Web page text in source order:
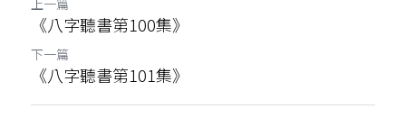
上一篇
《八字聽書第100集》
下一篇
《八字聽書第101集》